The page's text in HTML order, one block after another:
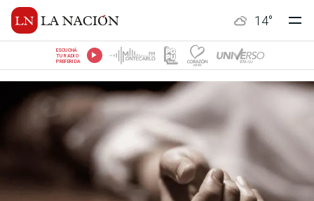
14°
ESCUCHÁ
TU RADIO
PREFERIDA